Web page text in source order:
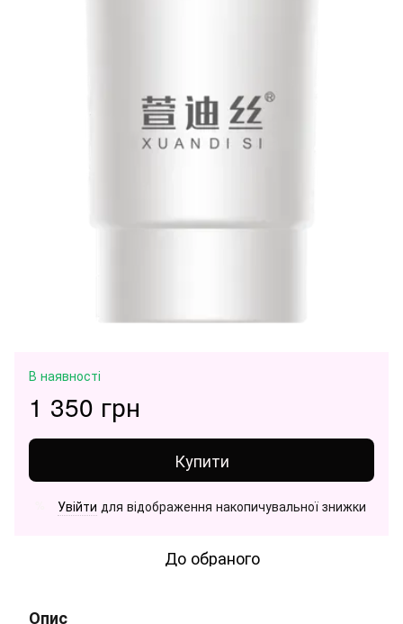
В наявності
1 350 грн
Купити
Увійти для відображення накопичувальної знижки
До обраного
Опис